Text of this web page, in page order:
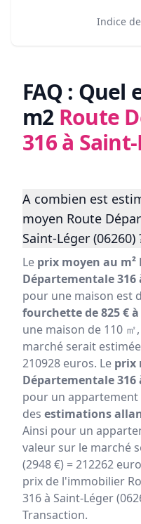
Indice
FAQ : Quel
m2 Route
316 à
A combien est
moyen Route
Saint-Léger (06260)
Le prix moyen au m²
Départementale 316
pour une maison est
fourchette de 825 € à
une maison de 110
marché serait
210928 euros. Le prix
Départementale 316
pour un appartement
des estimations
Ainsi pour un
valeur sur le marché
(2948 €) = 212262
prix de l'immobilier
316 à Saint-Léger
Transaction.